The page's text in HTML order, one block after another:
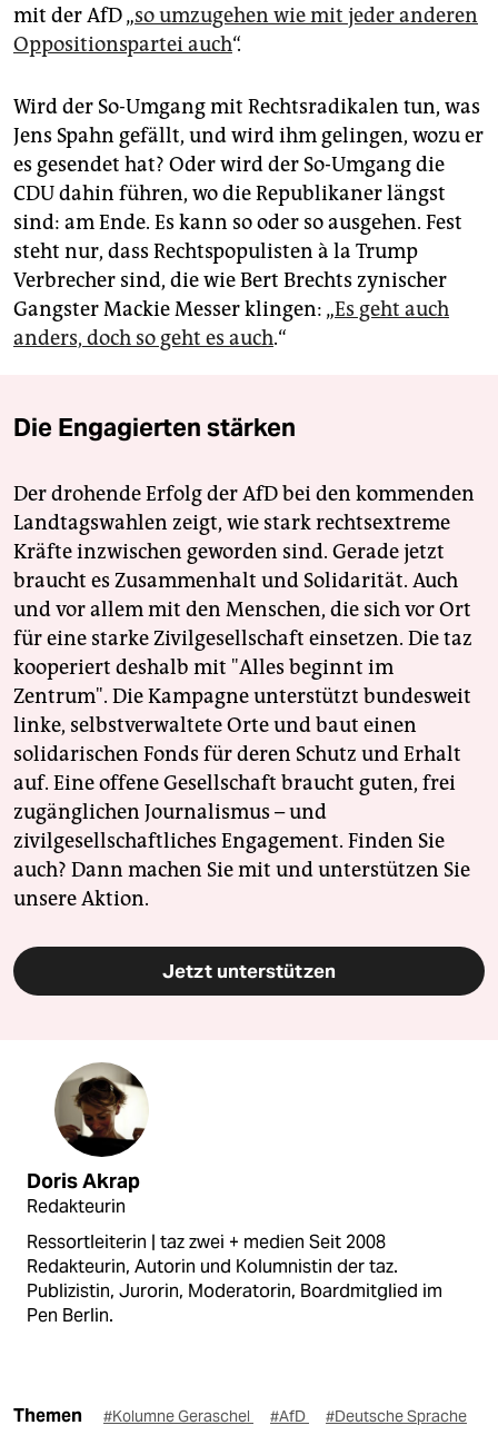
mit der AfD „so umzugehen wie mit jeder anderen
Oppositionspartei auch“.
Wird der So-Umgang mit Rechtsradikalen tun, was
Jens Spahn gefällt, und wird ihm gelingen, wozu er
es gesendet hat? Oder wird der So-Umgang die
CDU dahin führen, wo die Republikaner längst
sind: am Ende. Es kann so oder so ausgehen. Fest
steht nur, dass Rechtspopulisten à la Trump
Verbrecher sind, die wie Bert Brechts zynischer
Gangster Mackie Messer klingen: „Es geht auch
anders, doch so geht es auch.“
Die Engagierten stärken
Der drohende Erfolg der AfD bei den kommenden
Landtagswahlen zeigt, wie stark rechtsextreme
Kräfte inzwischen geworden sind. Gerade jetzt
braucht es Zusammenhalt und Solidarität. Auch
und vor allem mit den Menschen, die sich vor Ort
für eine starke Zivilgesellschaft einsetzen. Die taz
kooperiert deshalb mit "Alles beginnt im
Zentrum". Die Kampagne unterstützt bundesweit
linke, selbstverwaltete Orte und baut einen
solidarischen Fonds für deren Schutz und Erhalt
auf. Eine offene Gesellschaft braucht guten, frei
zugänglichen Journalismus – und
zivilgesellschaftliches Engagement. Finden Sie
auch? Dann machen Sie mit und unterstützen Sie
unsere Aktion.
Jetzt unterstützen
Doris Akrap
Redakteurin
Ressortleiterin | taz zwei + medien Seit 2008
Redakteurin, Autorin und Kolumnistin der taz.
Publizistin, Jurorin, Moderatorin, Boardmitglied im
Pen Berlin.
Themen #Kolumne Geraschel #AfD #Deutsche Sprache